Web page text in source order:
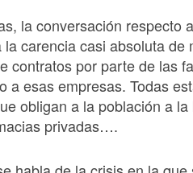
la conversación respecto
carencia casi absoluta de
contratos por parte de las
a esas empresas. Todas
obligan a la población a
privadas….